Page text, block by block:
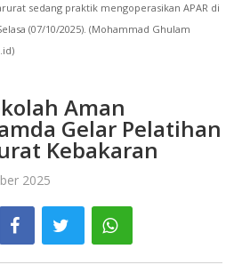
sedang praktik mengoperasikan APAR di
(07/10/2025). (Mohammad Ghulam
Aman
Gelar Pelatihan
Kebakaran
2025